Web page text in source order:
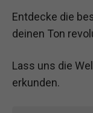
Entdecke die
deinen Ton
Lass uns die
erkunden.